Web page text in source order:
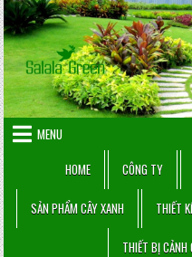
Skip
to
content
MENU
HOME
CÔNG TY
SẢN PHẨM CÂY XANH THIẾT
THIẾT BỊ CẢNH